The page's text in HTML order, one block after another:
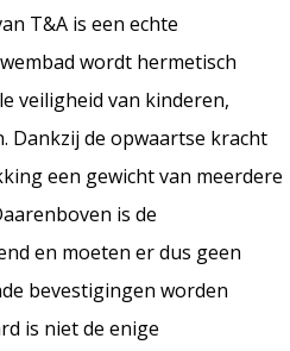
T&A is een echte
wordt hermetisch
veiligheid van kinderen,
Dankzij de opwaartse kracht
een gewicht van meerdere
is de
en moeten er dus geen
bevestigingen worden
is niet de enige